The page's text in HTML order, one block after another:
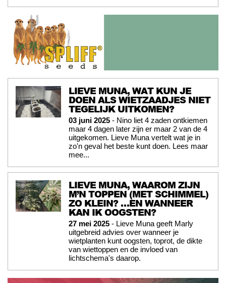
LIEVE MUNA, WAT KUN JE
DOEN ALS WIETZAADJES NIET
TEGELIJK UITKOMEN?
03 juni 2025 - Nino liet 4 zaden ontkiemen
maar 4 dagen later zijn er maar 2 van de 4
uitgekomen. Lieve Muna vertelt wat je in
zo'n geval het beste kunt doen. Lees maar
mee...
LIEVE MUNA, WAAROM ZIJN
M’N TOPPEN (MET SCHIMMEL)
ZO KLEIN? …EN WANNEER
KAN IK OOGSTEN?
27 mei 2025 - Lieve Muna geeft Marly
uitgebreid advies over wanneer je
wietplanten kunt oogsten, toprot, de dikte
van wiettoppen en de invloed van
lichtschema's daarop.